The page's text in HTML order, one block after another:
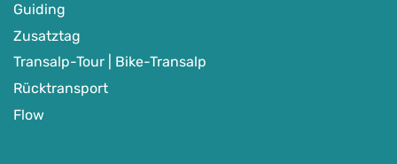
Guiding
Zusatztag
Transalp-Tour | Bike-Transalp
Rücktransport
Flow